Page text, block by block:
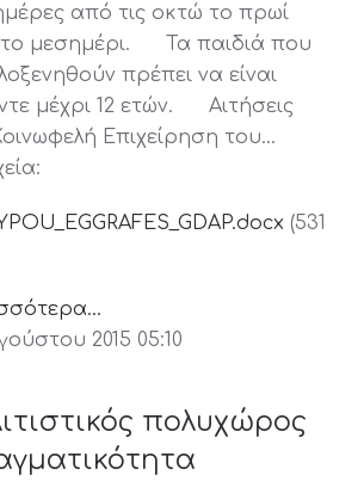
από τις οκτώ το πρωί
το μεσημέρι. Τα παιδιά που
πρέπει να είναι
μέχρι 12 ετών. Αιτήσεις
Επιχείρηση του…
(531
2015 05:10
πολυχώρος